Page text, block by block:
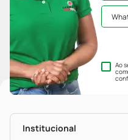
Ao
Institucional